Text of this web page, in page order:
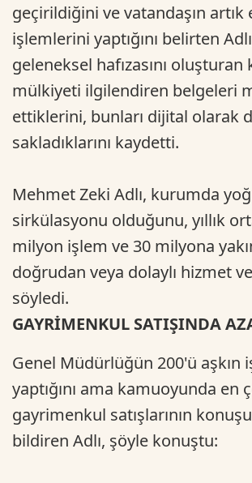
geçirildiğini ve vatandaşın artık
işlemlerini yaptığını belirten
geleneksel hafızasını oluşturan
mülkiyeti ilgilendiren belgeleri
ettiklerini, bunları dijital olarak
sakladıklarını kaydetti.
Mehmet Zeki Adlı, kurumda
sirkülasyonu olduğunu, yıllık
milyon işlem ve 30 milyona
doğrudan veya dolaylı hizmet
söyledi.
GAYRİMENKUL SATIŞINDA
Genel Müdürlüğün 200'ü aşkın
yaptığını ama kamuoyunda en
gayrimenkul satışlarının
bildiren Adlı, şöyle konuştu: